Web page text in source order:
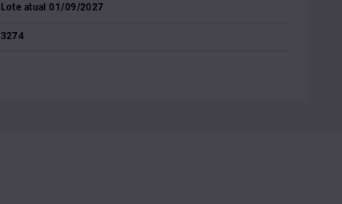
Lote atual 01/09/2027
3274